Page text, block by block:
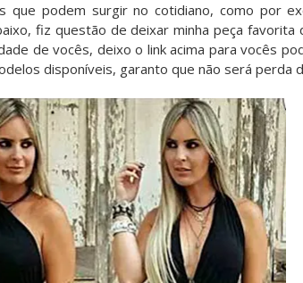
que podem surgir no cotidiano, como por
fiz questão de deixar minha peça
de vocês, deixo o link acima para vocês
disponíveis, garanto que não será perda